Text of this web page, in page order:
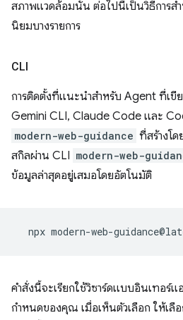
สภาพแวดล้อมนั้น ต่อไปนี้เป็นวิธีการส
นิยมบางรายการ
CLI
การติดตั้งที่แนะนำสำหรับ Agent ที่เขี
Gemini CLI, Claude Code และ
modern-web-guidance ที่สร้างโ
สกิลผ่าน CLI modern-web-
ข้อมูลล่าสุดอยู่เสมอโดยอัตโนมัติ
npx modern-web-
คำสั่งนี้จะเรียกใช้วิซาร์ดแบบอินเทอร์
กำหนดของคุณ เมื่อเห็นตัวเลือก ให้เลื